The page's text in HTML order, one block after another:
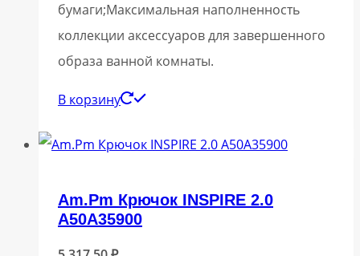
бумаги;Максимальная наполненность
коллекции аксессуаров для завершенного
образа ванной комнаты.
В корзину
Am.Pm Крючок INSPIRE 2.0
A50A35900